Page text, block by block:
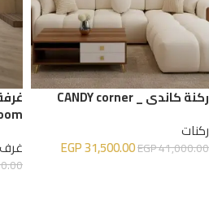
ركنة كاندي _ CANDY corner
ركنات
EGP41,000.00
EGP31,500.00